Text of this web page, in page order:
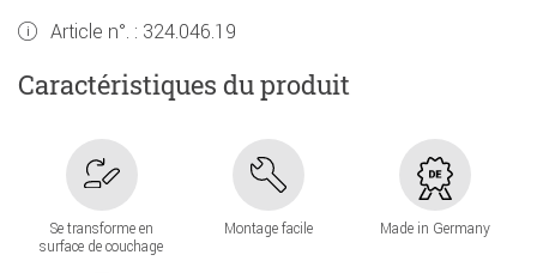
Article n°. : 324.046.19
Caractéristiques du produit
Se transforme en
surface de couchage
Montage facile Made in Germany